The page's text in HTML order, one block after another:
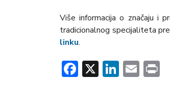
Više informacija o značaju i
tradicionalnog specijaliteta
linku.
Facebook
X LinkedIn
Email